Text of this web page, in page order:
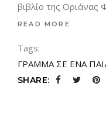
βιβλίο της Οριάνας
READ MORE
Tags:
ΓΡΑΜΜΑ ΣΕ ΕΝΑ
SHARE: